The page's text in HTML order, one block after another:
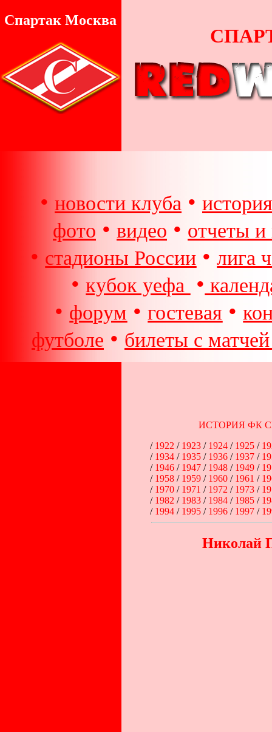
Спартак Москва
• новости клуба • история
фото • видео • отчеты
• стадионы России • лига
• кубок уефа •
• форум • гостевая •
футболе • билеты с
ИСТОРИЯ ФК
/ 1922 / 1923 / 1924 / 1925 /
/ 1934 / 1935 / 1936 / 1937 /
/ 1946 / 1947 / 1948 / 1949 /
/ 1958 / 1959 / 1960 /1961 /
/ 1970 / 1971 / 1972 /1973 /
/ 1982 / 1983 / 1984 /1985 /
/ 1994 / 1995 / 1996 / 1997 /
Николай